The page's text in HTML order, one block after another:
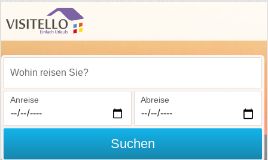
Wohin reisen Sie?
Anreise Abreise
Suchen